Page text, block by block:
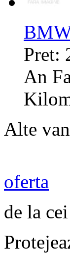
Pret:
An
Alte
oferta
de la